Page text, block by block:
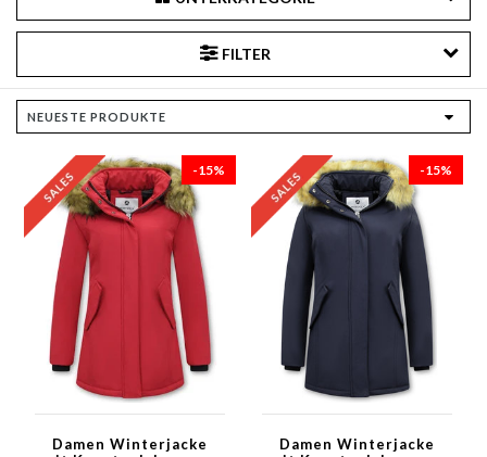
FILTER
-15%
Damen Winterjacke
-15%
Damen Winterjacke